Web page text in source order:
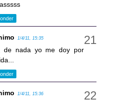
1/4/11, 15:35
de nada yo me doy por
1/4/11, 15:36